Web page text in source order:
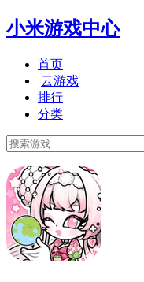
小米游戏中心
首页
云游戏
排行
分类